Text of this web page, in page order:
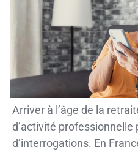
Arriver à l’âge de la
d’activité
d’interrogations. En